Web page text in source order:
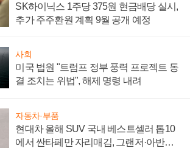
SK하이닉스 1주당 375원 현금배당 실시,
추가 주주환원 계획 9월 공개 예정
사회
미국 법원 "트럼프 정부 풍력 프로젝트 동
결 조치는 위법", 해제 명령 내려
자동차·부품
현대차 올해 SUV 국내 베스트셀러 톱10
에서 싼타페만 자리매김, 그랜저·아반떼